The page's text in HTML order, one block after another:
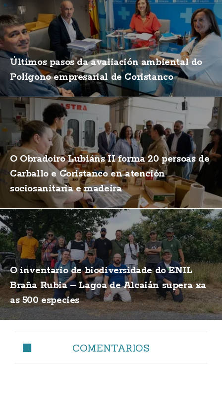
Últimos pasos da avaliación ambiental do
Polígono empresarial de Coristanco
O Obradoiro Lubiáns II forma 20 persoas de
Carballo e Coristanco en atención
sociosanitaria e madeira
O inventario de biodiversidade do ENIL
Braña Rubia – Lagoa de Alcaián supera xa
as 500 especies
COMENTARIOS